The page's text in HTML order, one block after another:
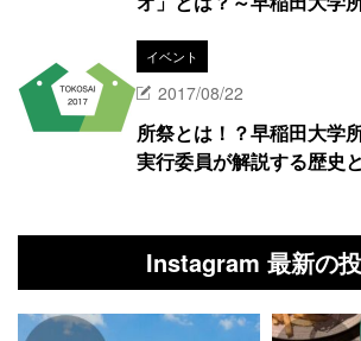
イベント
2017/08/22
所祭とは！？早稲田大学
実行委員が解説する歴史
Instagram 最新の